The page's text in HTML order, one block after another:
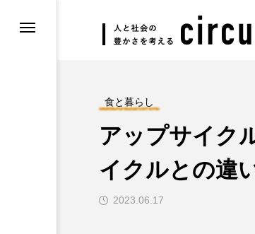
食と暮らし
アップサイク
イクルとの違
2023.06.17